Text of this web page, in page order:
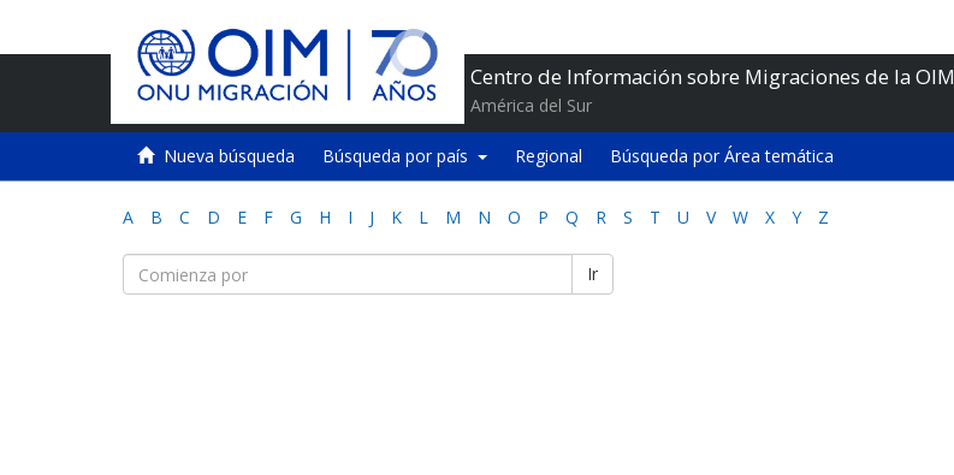
Centro de Información sobre Migraciones de la OIM
América del Sur
Nueva búsqueda Búsqueda por país Regional Búsqueda por Área temática
A B C D E F G H I J K L M N O P Q R S T U V W X Y Z
Ir